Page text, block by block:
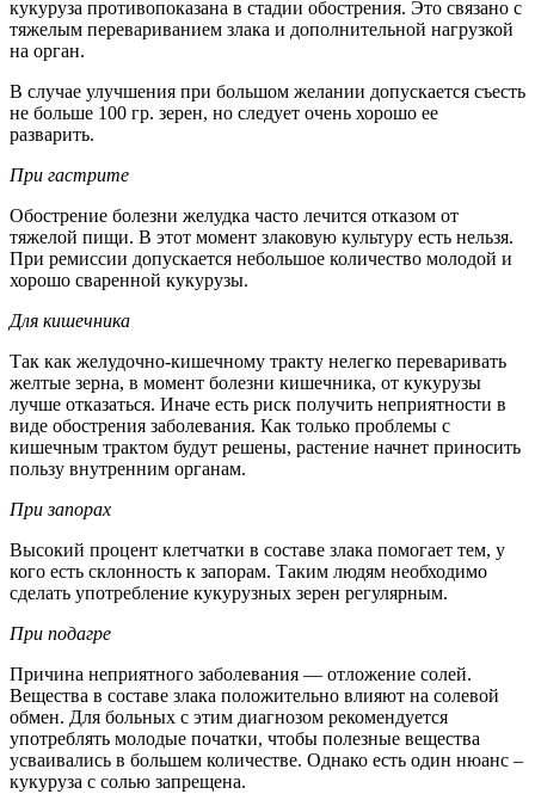
кукуруза противопоказана в стадии обострения. Это связано с
тяжелым перевариванием злака и дополнительной нагрузкой
на орган.
В случае улучшения при большом желании допускается съесть
не больше 100 гр. зерен, но следует очень хорошо ее
разварить.
При гастрите
Обострение болезни желудка часто лечится отказом от
тяжелой пищи. В этот момент злаковую культуру есть нельзя.
При ремиссии допускается небольшое количество молодой и
хорошо сваренной кукурузы.
Для кишечника
Так как желудочно-кишечному тракту нелегко переваривать
желтые зерна, в момент болезни кишечника, от кукурузы
лучше отказаться. Иначе есть риск получить неприятности в
виде обострения заболевания. Как только проблемы с
кишечным трактом будут решены, растение начнет приносить
пользу внутренним органам.
При запорах
Высокий процент клетчатки в составе злака помогает тем, у
кого есть склонность к запорам. Таким людям необходимо
сделать употребление кукурузных зерен регулярным.
При подагре
Причина неприятного заболевания — отложение солей.
Вещества в составе злака положительно влияют на солевой
обмен. Для больных с этим диагнозом рекомендуется
употреблять молодые початки, чтобы полезные вещества
усваивались в большем количестве. Однако есть один нюанс –
кукуруза с солью запрещена.